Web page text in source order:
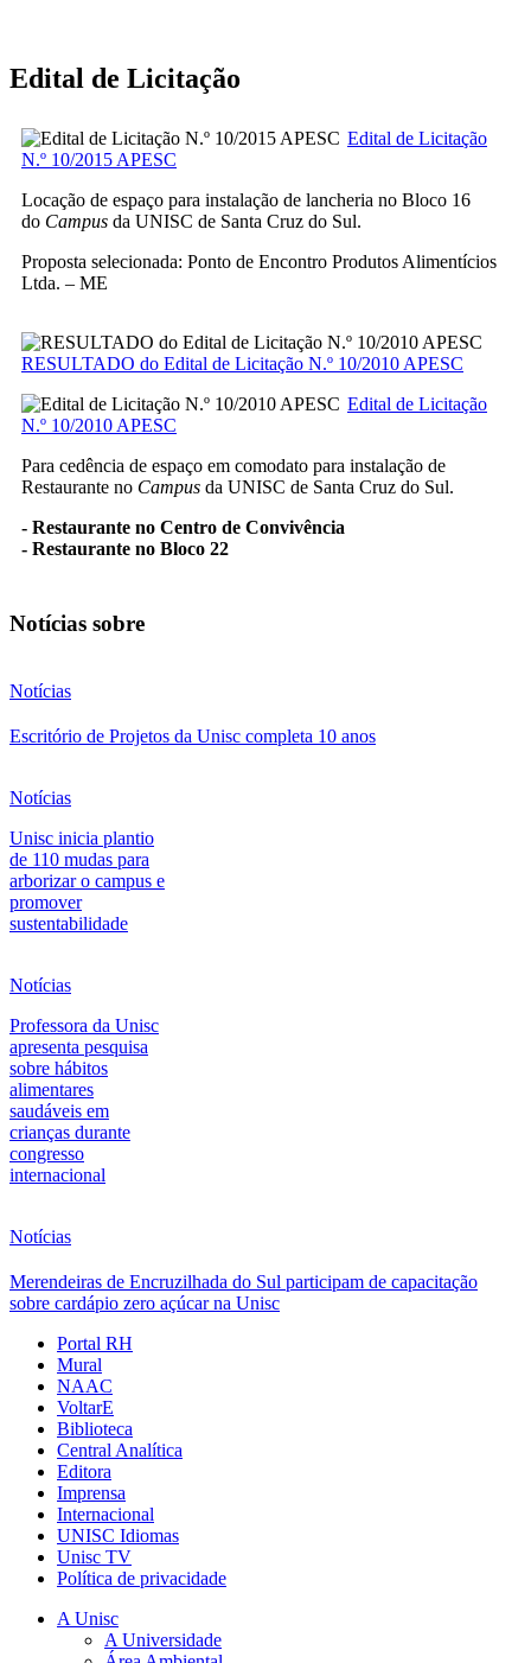
Edital de Licitação
Edital de Licitação
N.º 10/2015 APESC
Locação de espaço para instalação de lancheria no Bloco 16
do Campus da UNISC de Santa Cruz do Sul.
Proposta selecionada: Ponto de Encontro Produtos Alimentícios
Ltda. – ME
RESULTADO do Edital de Licitação N.º 10/2010 APESC
Edital de Licitação
N.º 10/2010 APESC
Para cedência de espaço em comodato para instalação de
Restaurante no Campus da UNISC de Santa Cruz do Sul.
- Restaurante no Centro de Convivência
- Restaurante no Bloco 22
Notícias sobre
Notícias
Escritório de Projetos da Unisc completa 10 anos
Notícias
Unisc inicia plantio
de 110 mudas para
arborizar o campus e
promover
sustentabilidade
Notícias
Professora da Unisc
apresenta pesquisa
sobre hábitos
alimentares
saudáveis em
crianças durante
congresso
internacional
Notícias
Merendeiras de Encruzilhada do Sul participam de capacitação
sobre cardápio zero açúcar na Unisc
Portal RH
Mural
NAAC
VoltarE
Biblioteca
Central Analítica
Editora
Imprensa
Internacional
UNISC Idiomas
Unisc TV
Política de privacidade
A Unisc
A Universidade